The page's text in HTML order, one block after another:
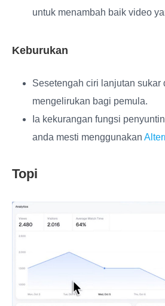
untuk menambah baik video
Keburukan
Sesetengah ciri lanjutan sukar
mengelirukan bagi pemula.
Ia kekurangan fungsi
anda mesti menggunakan
Topi